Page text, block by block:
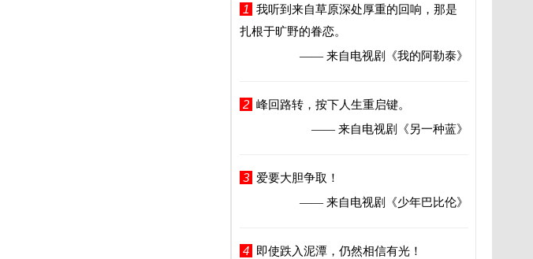
1
我听到来自草原深处厚重的回响，那是
扎根于旷野的眷恋。
—— 来自电视剧
《我的阿勒泰》
2 峰回路转，按下人生重启键。
—— 来自电视剧
《另一种蓝》
3
爱要大胆争取！
—— 来自电视剧
《少年巴比伦》
4
即使跌入泥潭，仍然相信有光！